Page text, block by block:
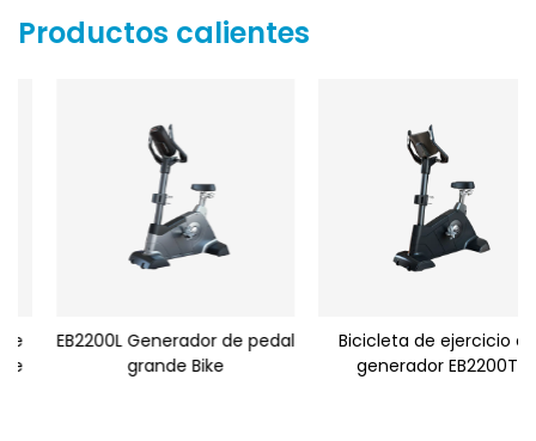
Productos calientes
EB2200L Generador de pedal
grande Bike
Bicicleta de ejercicio de
generador EB2200T